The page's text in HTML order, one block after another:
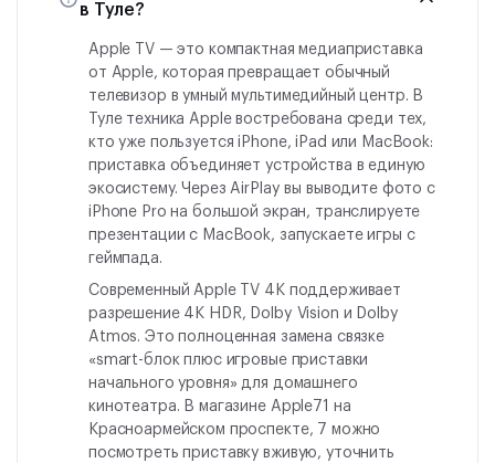
в Туле?
Apple TV — это компактная медиаприставка
от Apple, которая превращает обычный
телевизор в умный мультимедийный центр. В
Туле техника Apple востребована среди тех,
кто уже пользуется iPhone, iPad или MacBook:
приставка объединяет устройства в единую
экосистему. Через AirPlay вы выводите фото с
iPhone Pro на большой экран, транслируете
презентации с MacBook, запускаете игры с
геймпада.
Современный Apple TV 4K поддерживает
разрешение 4K HDR, Dolby Vision и Dolby
Atmos. Это полноценная замена связке
«smart-блок плюс игровые приставки
начального уровня» для домашнего
кинотеатра. В магазине Apple71 на
Красноармейском проспекте, 7 можно
посмотреть приставку вживую, уточнить